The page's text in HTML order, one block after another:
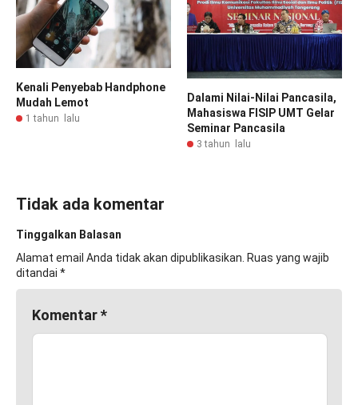
Kenali Penyebab Handphone
Mudah Lemot
1 tahun lalu
Dalami Nilai-Nilai Pancasila,
Mahasiswa FISIP UMT Gelar
Seminar Pancasila
3 tahun lalu
Tidak ada komentar
Tinggalkan Balasan
Alamat email Anda tidak akan dipublikasikan. Ruas yang wajib
ditandai *
Komentar*